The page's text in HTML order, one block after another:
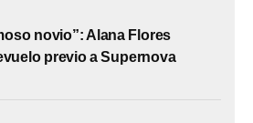
novio”: Alana Flores
previo a Supernova